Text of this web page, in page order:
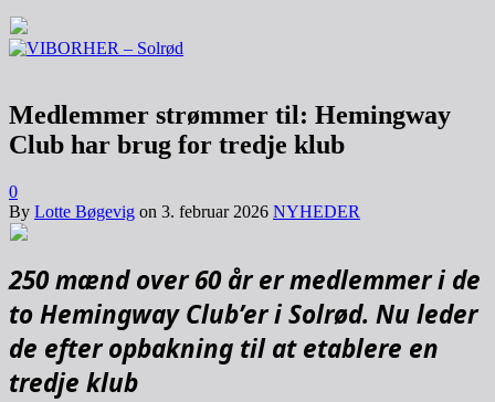
Medlemmer strømmer til: Hemingway
Club har brug for tredje klub
0
By Lotte Bøgevig on 3. februar 2026 NYHEDER
250 mænd over 60 år er medlemmer i de
to Hemingway Club’er i Solrød. Nu leder
de efter opbakning til at etablere en
tredje klub